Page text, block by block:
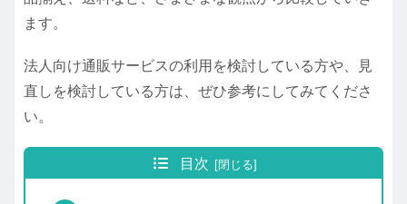
ます。
法人向け通販サービスの利用を検討している方や、見
直しを検討している方は、ぜひ参考にしてみてくださ
い。
目次